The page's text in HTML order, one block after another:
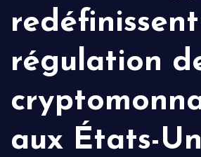
régulation
aux États-